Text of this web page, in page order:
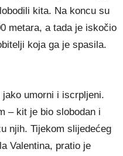
kita. Na koncu su
metara, a tada je iskočio
koja ga je spasila.
umorni i iscrpljeni.
– kit je bio slobodan i
njih. Tijekom slijedećeg
Valentina, pratio je